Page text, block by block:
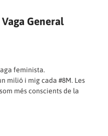
General
feminista.
milió i mig cada #8M. Les
més conscients de la